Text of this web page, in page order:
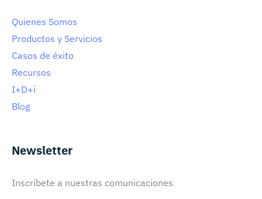
Quienes Somos
Productos y Servicios
Casos de éxito
Recursos
I+D+i
Blog
Newsletter
Inscríbete a nuestras comunicaciones